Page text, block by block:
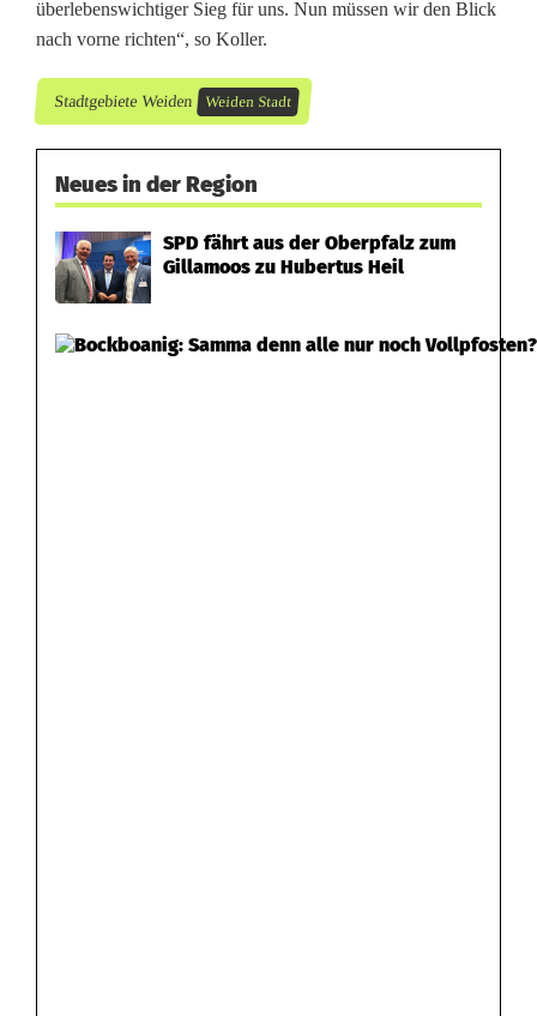
überlebenswichtiger Sieg für uns. Nun müssen wir den Blick
nach vorne richten“, so Koller.
Stadtgebiete Weiden Weiden Stadt
Neues in der Region
SPD fährt aus der Oberpfalz zum
Gillamoos zu Hubertus Heil